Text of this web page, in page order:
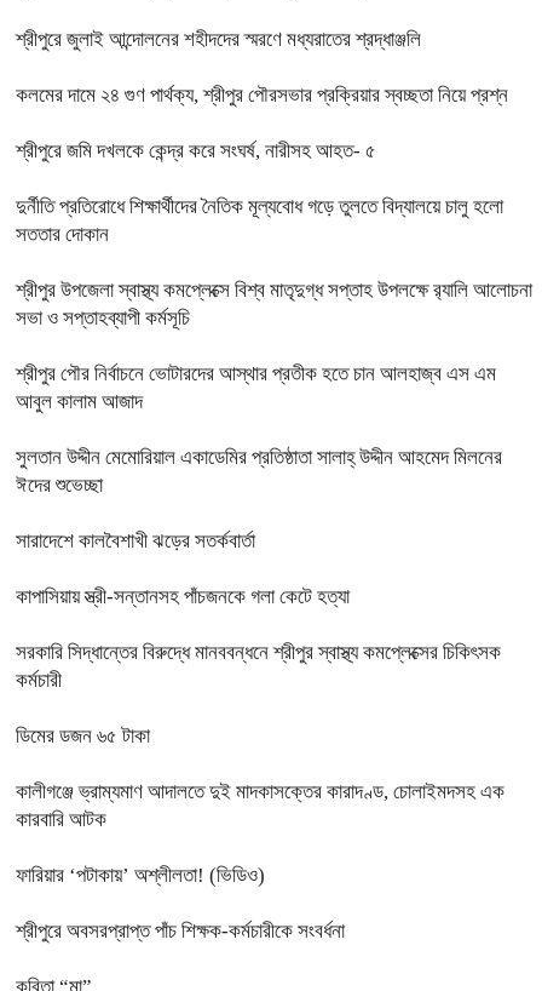
শ্রীপুরে জুলাই আন্দোলনের শহীদদের স্মরণে মধ্যরাতের শ্রদ্ধাঞ্জলি
কলমের দামে ২৪ গুণ পার্থক্য, শ্রীপুর পৌরসভার প্রক্রিয়ার স্বচ্ছতা নিয়ে প্রশ্ন
শ্রীপুরে জমি দখলকে কেন্দ্র করে সংঘর্ষ, নারীসহ আহত- ৫
দুর্নীতি প্রতিরোধে শিক্ষার্থীদের নৈতিক মূল্যবোধ গড়ে তুলতে বিদ্যালয়ে চালু হলো
সততার দোকান
শ্রীপুর উপজেলা স্বাস্থ্য কমপ্লেক্সে বিশ্ব মাতৃদুগ্ধ সপ্তাহ উপলক্ষে র‍্যালি আলোচনা
সভা ও সপ্তাহব্যাপী কর্মসূচি
শ্রীপুর পৌর নির্বাচনে ভোটারদের আস্থার প্রতীক হতে চান আলহাজ্ব এস এম
আবুল কালাম আজাদ
সুলতান উদ্দীন মেমোরিয়াল একাডেমির প্রতিষ্ঠাতা সালাহ্ উদ্দীন আহমেদ মিলনের
ঈদের শুভেচ্ছা
সারাদেশে কালবৈশাখী ঝড়ের সতর্কবার্তা
কাপাসিয়ায় স্ত্রী-সন্তানসহ পাঁচজনকে গলা কেটে হত্যা
সরকারি সিদ্ধান্তের বিরুদ্ধে মানববন্ধনে শ্রীপুর স্বাস্থ্য কমপ্লেক্সের চিকিৎসক
কর্মচারী
ডিমের ডজন ৬৫ টাকা
কালীগঞ্জে ভ্রাম্যমাণ আদালতে দুই মাদকাসক্তের কারাদণ্ড, চোলাইমদসহ এক
কারবারি আটক
ফারিয়ার ‘পটাকায়’ অশ্লীলতা! (ভিডিও)
শ্রীপুরে অবসরপ্রাপ্ত পাঁচ শিক্ষক-কর্মচারীকে সংবর্ধনা
কবিতা “মা”